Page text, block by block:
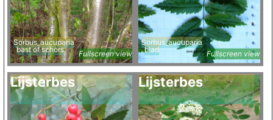
Sorbus_aucuparia
bast of schors
Fullscreen view
Sorbus_aucuparia
blad
Fullscreen view
Lijsterbes Lijsterbes